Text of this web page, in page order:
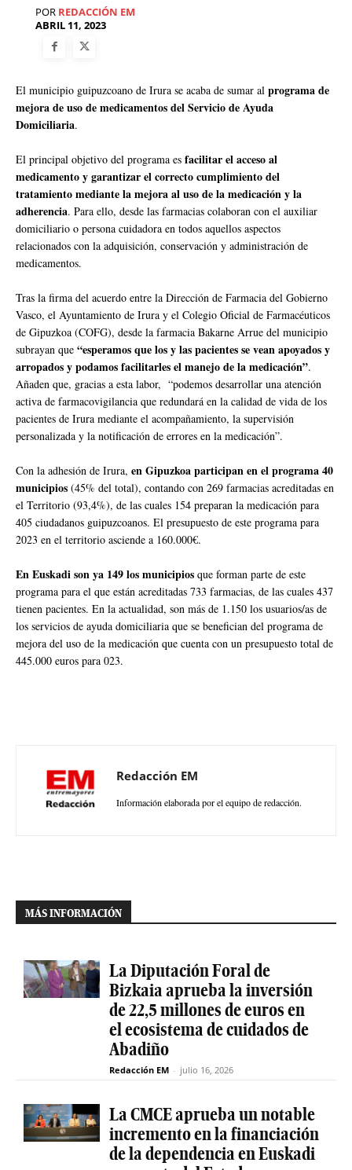
POR REDACCIÓN EM
ABRIL 11, 2023
El municipio guipuzcoano de Irura se acaba de sumar al programa de
mejora de uso de medicamentos del Servicio de Ayuda
Domiciliaria.
El principal objetivo del programa es facilitar el acceso al
medicamento y garantizar el correcto cumplimiento del
tratamiento mediante la mejora al uso de la medicación y la
adherencia. Para ello, desde las farmacias colaboran con el auxiliar
domiciliario o persona cuidadora en todos aquellos aspectos
relacionados con la adquisición, conservación y administración de
medicamentos.
Tras la firma del acuerdo entre la Dirección de Farmacia del Gobierno
Vasco, el Ayuntamiento de Irura y el Colegio Oficial de Farmacéuticos
de Gipuzkoa (COFG), desde la farmacia Bakarne Arrue del municipio
subrayan que “esperamos que los y las pacientes se vean apoyados y
arropados y podamos facilitarles el manejo de la medicación”.
Añaden que, gracias a esta labor, “podemos desarrollar una atención
activa de farmacovigilancia que redundará en la calidad de vida de los
pacientes de Irura mediante el acompañamiento, la supervisión
personalizada y la notificación de errores en la medicación”.
Con la adhesión de Irura, en Gipuzkoa participan en el programa 40
municipios (45% del total), contando con 269 farmacias acreditadas en
el Territorio (93,4%), de las cuales 154 preparan la medicación para
405 ciudadanos guipuzcoanos. El presupuesto de este programa para
2023 en el territorio asciende a 160.000€.
En Euskadi son ya 149 los municipios que forman parte de este
programa para el que están acreditadas 733 farmacias, de las cuales 437
tienen pacientes. En la actualidad, son más de 1.150 los usuarios/as de
los servicios de ayuda domiciliaria que se benefician del programa de
mejora del uso de la medicación que cuenta con un presupuesto total de
445.000 euros para 023.
Redacción EM
Información elaborada por el equipo de redacción.
MÁS INFORMACIÓN
La Diputación Foral de
Bizkaia aprueba la inversión
de 22,5 millones de euros en
el ecosistema de cuidados de
Abadiño
Redacción EM - julio 16, 2026
La CMCE aprueba un notable
incremento en la financiación
de la dependencia en Euskadi